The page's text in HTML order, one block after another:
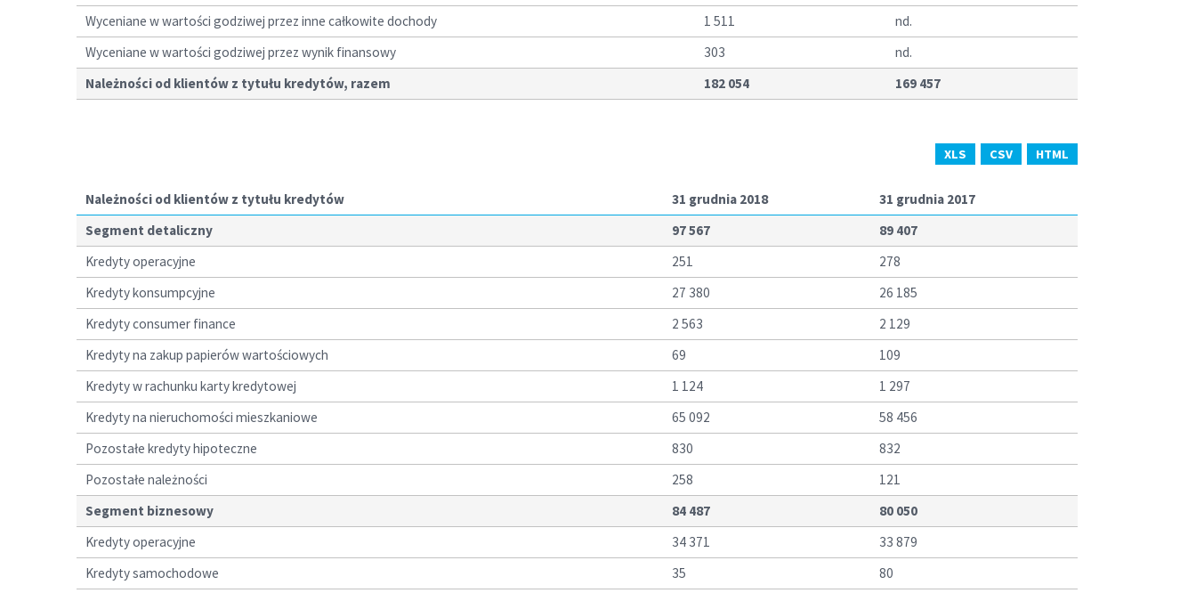
Wyceniane w wartości godziwej przez inne całkowite dochody
1 511
nd.
Wyceniane w wartości godziwej przez wynik finansowy
303
nd.
Należności od klientów z tytułu kredytów, razem
182 054 169 457
XLS CSV HTML
Należności od klientów z tytułu kredytów 31 grudnia 2018
31 grudnia 2017
Segment detaliczny
97 567
89 407
Kredyty operacyjne
251
278
Kredyty konsumpcyjne
27 380
26 185
Kredyty consumer finance
2 563
2 129
Kredyty na zakup papierów wartościowych
69
109
Kredyty w rachunku karty kredytowej
1 124
1 297
Kredyty na nieruchomości mieszkaniowe
65 092
58 456
Pozostałe kredyty hipoteczne
830
832
Pozostałe należności
258
121
Segment biznesowy
84 487
80 050
Kredyty operacyjne
34 371
33 879
Kredyty samochodowe
35
80